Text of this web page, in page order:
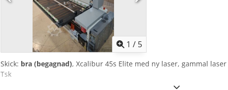
1 / 5
Skick: bra (begagnad), Xcalibur 45s Elite med ny laser, gammal
Tsk